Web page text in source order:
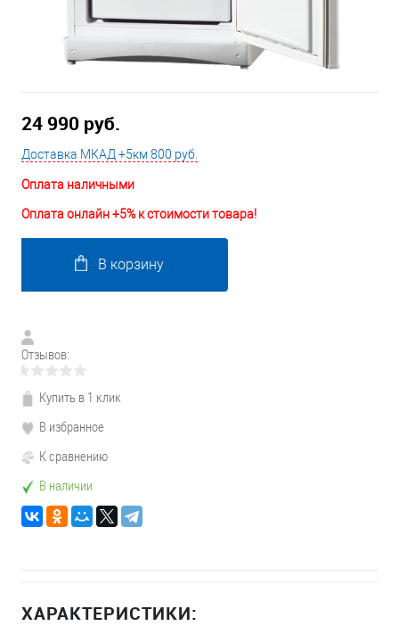
24 990 руб.
Доставка МКАД +5км 800 руб.
Оплата наличными
Оплата онлайн +5% к стоимости товара!
В корзину
Отзывов:
Купить в 1 клик
В избранное
К сравнению
В наличии
ХАРАКТЕРИСТИКИ: